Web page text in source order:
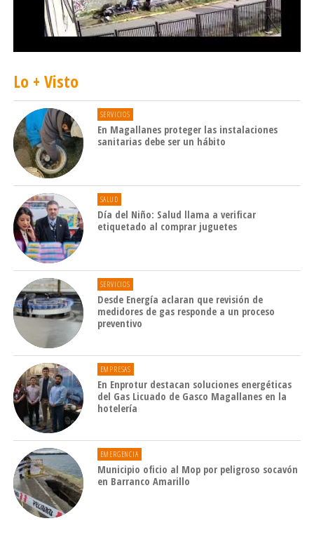
Lo + Visto
SERVICIOS
En Magallanes proteger las instalaciones
sanitarias debe ser un hábito
SALUD
Día del Niño: Salud llama a verificar
etiquetado al comprar juguetes
SERVICIOS
Desde Energía aclaran que revisión de
medidores de gas responde a un proceso
preventivo
EMPRESAS
En Enprotur destacan soluciones energéticas
del Gas Licuado de Gasco Magallanes en la
hotelería
EMERGENCIA
Municipio oficio al Mop por peligroso socavón
en Barranco Amarillo